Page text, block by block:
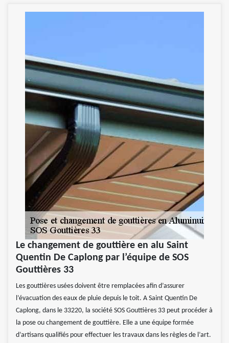
Le changement de gouttière en alu Saint
Quentin De Caplong par l’équipe de SOS
Gouttières 33
Les gouttières usées doivent être remplacées afin d’assurer
l’évacuation des eaux de pluie depuis le toit. A Saint Quentin De
Caplong, dans le 33220, la société SOS Gouttières 33 peut procéder à
la pose ou changement de gouttière. Elle a une équipe formée
d’artisans qualifiés pour effectuer les travaux dans les règles de l’art.